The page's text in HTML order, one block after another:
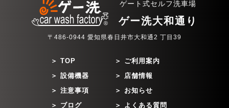
ゲート式セルフ洗車場
ゲー洗大和通り
〒486-0944 愛知県春日井市大和通2 丁目39
TOP
ご利用案内
設備機器
店舗情報
注意事項
お知らせ
ブログ
よくある質問